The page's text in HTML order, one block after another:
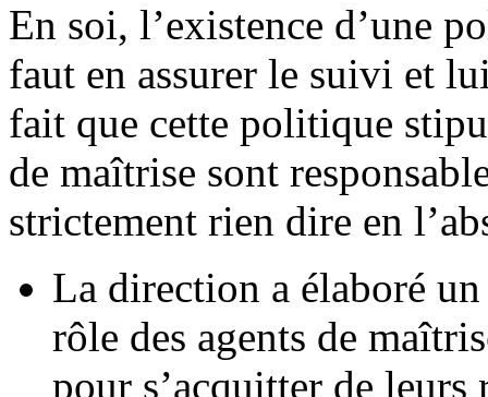
En soi, l’existence d’une
faut en assurer le suivi et
fait que cette politique
de maîtrise sont
strictement rien dire en
La direction a élaboré
rôle des agents de
pour s’acquitter de leurs